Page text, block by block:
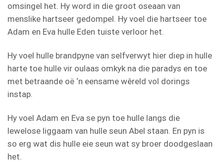
omsingel het. Hy word in die groot oseaan van
menslike hartseer gedompel. Hy voel die hartseer toe
Adam en Eva hulle Eden tuiste verloor het.
Hy voel hulle brandpyne van selfverwyt hier diep in hulle
harte toe hulle vir oulaas omkyk na die paradys en toe
met betraande oë ‘n eensame wêreld vol dorings
instap.
Hy voel Adam en Eva se pyn toe hulle langs die
lewelose liggaam van hulle seun Abel staan. En pyn is
so erg wat dis hulle eie seun wat sy broer doodgeslaan
het.